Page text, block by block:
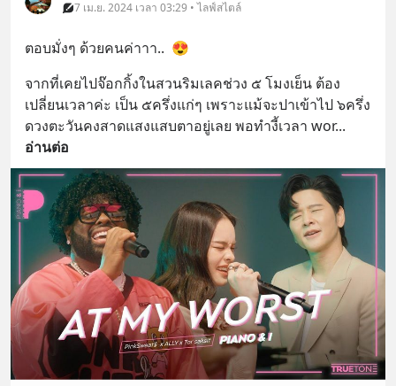
7 เม.ย. 2024 เวลา 03:29 • ไลฟ์สไตล์
ตอบมั่งๆ ด้วยคนค่าาา..  😍
จากที่เคยไปจ๊อกกิ้งในสวนริมเลคช่วง ๕ โมงเย็น ต้อง
เปลี่ยนเวลาค่ะ เป็น ๕ครึ่งแก่ๆ เพราะแม้จะปาเข้าไป ๖ครึ่ง
ดวงตะวันคงสาดแสงแสบตาอยู่เลย พอทำงี้เวลา wor
อ่านต่อ